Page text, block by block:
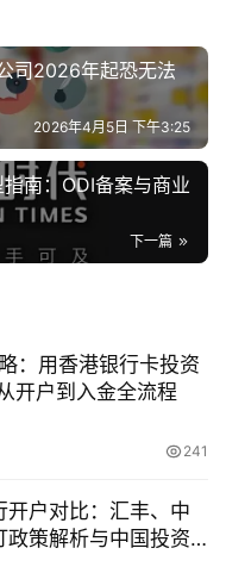
司2026年起恐无法
2026年4月5日 下午3:25
南：ODI备案与商业
下一篇
：用香港银行卡投资
开户到入金全流程
241
开户对比：汇丰、中
政策解析与中国投资